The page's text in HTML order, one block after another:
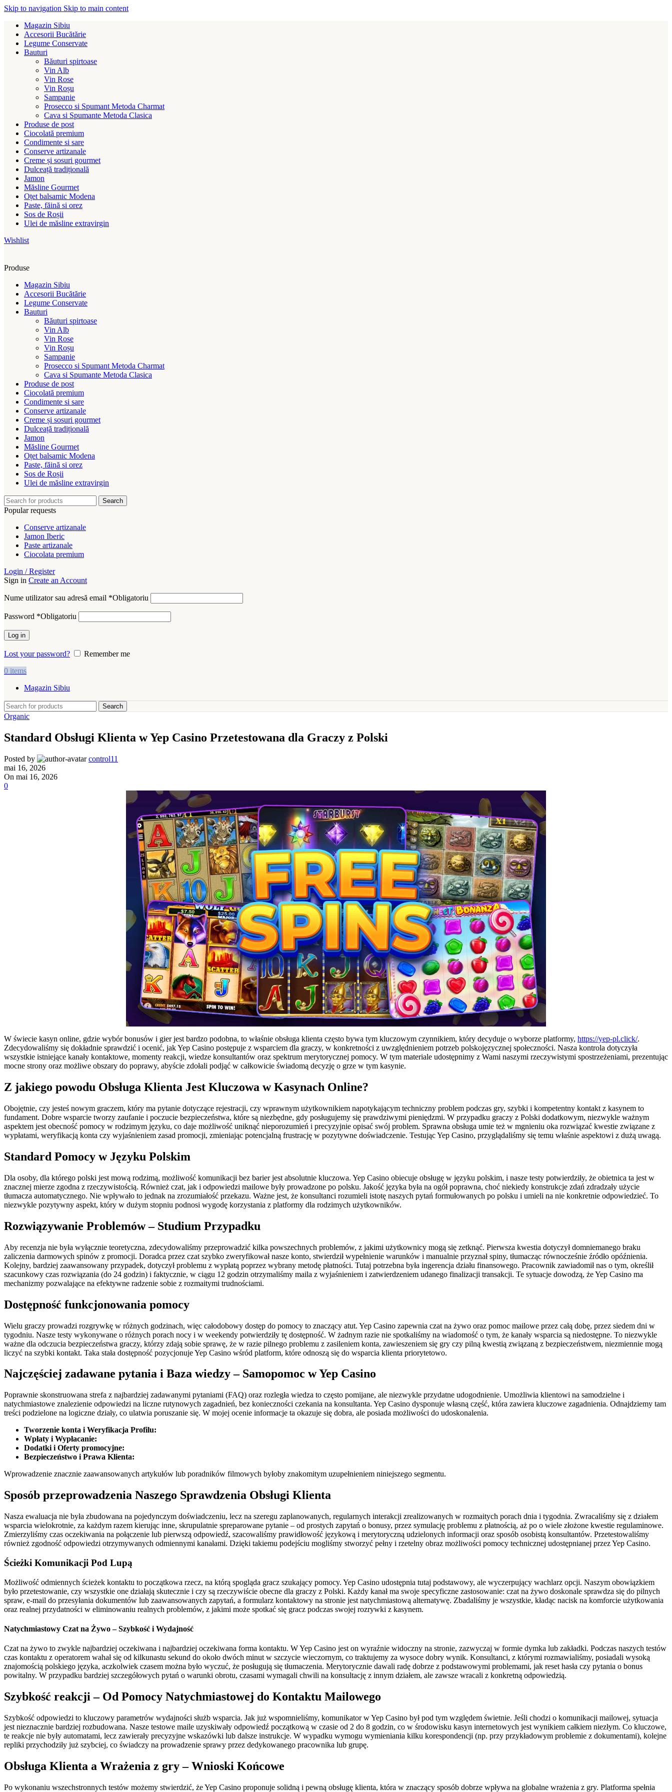
Skip to navigation Skip to main content
Magazin Sibiu
Accesorii Bucătărie
Legume Conservate
Bauturi
Băuturi spirtoase
Vin Alb
Vin Rose
Vin Roșu
Sampanie
Prosecco si Spumant Metoda Charmat
Cava si Spumante Metoda Clasica
Produse de post
Ciocolată premium
Condimente si sare
Conserve artizanale
Creme și sosuri gourmet
Dulceață tradițională
Jamon
Măsline Gourmet
Oțet balsamic Modena
Paste, făină si orez
Sos de Roșii
Ulei de măsline extravirgin
Wishlist
Produse
Magazin Sibiu
Accesorii Bucătărie
Legume Conservate
Bauturi
Băuturi spirtoase
Vin Alb
Vin Rose
Vin Roșu
Sampanie
Prosecco si Spumant Metoda Charmat
Cava si Spumante Metoda Clasica
Produse de post
Ciocolată premium
Condimente si sare
Conserve artizanale
Creme și sosuri gourmet
Dulceață tradițională
Jamon
Măsline Gourmet
Oțet balsamic Modena
Paste, făină si orez
Sos de Roșii
Ulei de măsline extravirgin
Search
Popular requests
Conserve artizanale
Jamon Iberic
Paste artizanale
Ciocolata premium
Login / Register
Sign in Create an Account
Nume utilizator sau adresă email *Obligatoriu
Password *Obligatoriu
Log in
Lost your password?
Remember me
0 items
Magazin Sibiu
Search
Organic
Standard Obsługi Klienta w Yep Casino Przetestowana dla Graczy z Polski
Posted by
control11
mai 16, 2026
On mai 16, 2026
0
W świecie kasyn online, gdzie wybór bonusów i gier jest bardzo podobna, to właśnie obsługa klienta często bywa tym kluczowym czynnikiem, który decyduje o wyborze platformy, https://yep-pl.click/.
Zdecydowaliśmy się dokładnie sprawdzić i ocenić, jak Yep Casino postępuje z wsparciem dla graczy, w konkretności z uwzględnieniem potrzeb polskojęzycznej społeczności. Nasza kontrola dotyczyła
wszystkie istniejące kanały kontaktowe, momenty reakcji, wiedze konsultantów oraz spektrum merytorycznej pomocy. W tym materiale udostępnimy z Wami naszymi rzeczywistymi spostrzeżeniami, prezentując
mocne strony oraz możliwe obszary do poprawy, abyście zdołali podjąć w całkowicie świadomą decyzję o grze w tym kasynie.
Z jakiego powodu Obsługa Klienta Jest Kluczowa w Kasynach Online?
Obojętnie, czy jesteś nowym graczem, który ma pytanie dotyczące rejestracji, czy wprawnym użytkownikiem napotykającym techniczny problem podczas gry, szybki i kompetentny kontakt z kasynem to
fundament. Dobre wsparcie tworzy zaufanie i poczucie bezpieczeństwa, które są niezbędne, gdy posługujemy się prawdziwymi pieniędzmi. W przypadku graczy z Polski dodatkowym, niezwykle ważnym
aspektem jest obecność pomocy w rodzimym języku, co daje możliwość uniknąć nieporozumień i precyzyjnie opisać swój problem. Sprawna obsługa umie też w mgnieniu oka rozwiązać kwestie związane z
wypłatami, weryfikacją konta czy wyjaśnieniem zasad promocji, zmieniając potencjalną frustrację w pozytywne doświadczenie. Testując Yep Casino, przyglądaliśmy się temu właśnie aspektowi z dużą uwagą.
Standard Pomocy w Języku Polskim
Dla osoby, dla którego polski jest mową rodzimą, możliwość komunikacji bez barier jest absolutnie kluczowa. Yep Casino obiecuje obsługę w języku polskim, i nasze testy potwierdziły, że obietnica ta jest w
znacznej mierze zgodna z rzeczywistością. Również czat, jak i odpowiedzi mailowe były prowadzone po polsku. Jakość języka była na ogół poprawna, choć niekiedy konstrukcje zdań zdradzały użycie
tłumacza automatycznego. Nie wpływało to jednak na zrozumiałość przekazu. Ważne jest, że konsultanci rozumieli istotę naszych pytań formułowanych po polsku i umieli na nie konkretnie odpowiedzieć. To
niezwykle pozytywny aspekt, który w dużym stopniu podnosi wygodę korzystania z platformy dla rodzimych użytkowników.
Rozwiązywanie Problemów – Studium Przypadku
Aby recenzja nie była wyłącznie teoretyczna, zdecydowaliśmy przeprowadzić kilka powszechnych problemów, z jakimi użytkownicy mogą się zetknąć. Pierwsza kwestia dotyczył domniemanego braku
zaliczenia darmowych spinów z promocji. Doradca przez czat szybko zweryfikował nasze konto, stwierdził wypełnienie warunków i manualnie przyznał spiny, tłumacząc równocześnie źródło opóźnienia.
Kolejny, bardziej zaawansowany przypadek, dotyczył problemu z wypłatą poprzez wybrany metodę płatności. Tutaj potrzebna była ingerencja działu finansowego. Pracownik zawiadomił nas o tym, określił
szacunkowy czas rozwiązania (do 24 godzin) i faktycznie, w ciągu 12 godzin otrzymaliśmy maila z wyjaśnieniem i zatwierdzeniem udanego finalizacji transakcji. Te sytuacje dowodzą, że Yep Casino ma
mechanizmy pozwalające na efektywne radzenie sobie z rozmaitymi trudnościami.
Dostępność funkcjonowania pomocy
Wielu graczy prowadzi rozgrywkę w różnych godzinach, więc całodobowy dostęp do pomocy to znaczący atut. Yep Casino zapewnia czat na żywo oraz pomoc mailowe przez całą dobę, przez siedem dni w
tygodniu. Nasze testy wykonywane o różnych porach nocy i w weekendy potwierdziły tę dostępność. W żadnym razie nie spotkaliśmy na wiadomość o tym, że kanały wsparcia są niedostępne. To niezwykle
ważne dla odczucia bezpieczeństwa graczy, którzy zdają sobie sprawę, że w razie pilnego problemu z zasileniem konta, zawieszeniem się gry czy pilną kwestią związaną z bezpieczeństwem, niezmiennie mogą
liczyć na szybki kontakt. Taka stała dostępność pozycjonuje Yep Casino wśród platform, które odnoszą się do wsparcia klienta priorytetowo.
Najczęściej zadawane pytania i Baza wiedzy – Samopomoc w Yep Casino
Poprawnie skonstruowana strefa z najbardziej zadawanymi pytaniami (FAQ) oraz rozległa wiedza to często pomijane, ale niezwykle przydatne udogodnienie. Umożliwia klientowi na samodzielne i
natychmiastowe znalezienie odpowiedzi na liczne rutynowych zagadnień, bez konieczności czekania na konsultanta. Yep Casino dysponuje własną część, która zawiera kluczowe zagadnienia. Odnajdziemy tam
treści podzielone na logiczne działy, co ulatwia poruszanie się. W mojej ocenie informacje ta okazuje się dobra, ale posiada możliwości do udoskonalenia.
Tworzenie konta i Weryfikacja Profilu:
Wpłaty i Wypłacanie:
Dodatki i Oferty promocyjne:
Bezpieczeństwo i Prawa Klienta:
Wprowadzenie znacznie zaawansowanych artykułów lub poradników filmowych byłoby znakomitym uzupełnieniem niniejszego segmentu.
Sposób przeprowadzenia Naszego Sprawdzenia Obsługi Klienta
Nasza ewaluacja nie była zbudowana na pojedynczym doświadczeniu, lecz na szeregu zaplanowanych, regularnych interakcji zrealizowanych w rozmaitych porach dnia i tygodnia. Zwracaliśmy się z działem
wsparcia wielokrotnie, za każdym razem kierując inne, skrupulatnie spreparowane pytanie – od prostych zapytań o bonusy, przez symulację problemu z płatnością, aż po o wiele złożone kwestie regulaminowe.
Zmierzyliśmy czas oczekiwania na połączenie lub pierwszą odpowiedź, szacowaliśmy prawidłowość językową i merytoryczną udzielonych informacji oraz sposób osobistą konsultantów. Przetestowaliśmy
również zgodność odpowiedzi otrzymywanych odmiennymi kanałami. Dzięki takiemu podejściu mogliśmy stworzyć pełny i rzetelny obraz możliwości pomocy technicznej udostępnianej przez Yep Casino.
Ścieżki Komunikacji Pod Lupą
Możliwość odmiennych ścieżek kontaktu to początkowa rzecz, na którą spogląda gracz szukający pomocy. Yep Casino udostępnia tutaj podstawowy, ale wyczerpujący wachlarz opcji. Naszym obowiązkiem
było przetestowanie, czy wszystkie one działają skutecznie i czy są rzeczywiście obecne dla graczy z Polski. Każdy kanał ma swoje specyficzne zastosowanie: czat na żywo doskonale sprawdza się do pilnych
spraw, e-mail do przesyłania dokumentów lub zaawansowanych zapytań, a formularz kontaktowy na stronie jest natychmiastową alternatywę. Zbadaliśmy je wszystkie, kładąc nacisk na komforcie użytkowania
oraz realnej przydatności w eliminowaniu realnych problemów, z jakimi może spotkać się gracz podczas swojej rozrywki z kasynem.
Natychmiastowy Czat na Żywo – Szybkość i Wydajność
Czat na żywo to zwykle najbardziej oczekiwana i najbardziej oczekiwana forma kontaktu. W Yep Casino jest on wyraźnie widoczny na stronie, zazwyczaj w formie dymka lub zakładki. Podczas naszych testów
czas kontaktu z operatorem wahał się od kilkunastu sekund do około dwóch minut w szczycie wieczornym, co traktujemy za wysoce dobry wynik. Konsultanci, z którymi rozmawialiśmy, posiadali wysoką
znajomością polskiego języka, aczkolwiek czasem można było wyczuć, że posługują się tłumaczenia. Merytorycznie dawali radę dobrze z podstawowymi problemami, jak reset hasła czy pytania o bonus
powitalny. W przypadku bardziej szczegółowych pytań o warunki obrotu, czasami wymagali chwili na konsultację z innym działem, ale zawsze wracali z konkretną odpowiedzią.
Szybkość reakcji – Od Pomocy Natychmiastowej do Kontaktu Mailowego
Szybkość odpowiedzi to kluczowy parametrów wydajności służb wsparcia. Jak już wspomnieliśmy, komunikator w Yep Casino był pod tym względem świetnie. Jeśli chodzi o komunikacji mailowej, sytuacja
jest nieznacznie bardziej rozbudowana. Nasze testowe maile uzyskiwały odpowiedź początkową w czasie od 2 do 8 godzin, co w środowisku kasyn internetowych jest wynikiem całkiem niezłym. Co kluczowe,
te reakcje nie były automatami, lecz zawierały precyzyjne wskazówki lub dalsze instrukcje. W wypadku wymogu wymieniania kilku korespondencji (np. przy przykładowym problemie z dokumentami), kolejne
repliki przychodziły już szybciej, co świadczy na prowadzenie sprawy przez dedykowanego pracownika lub grupę.
Obsługa Klienta a Wrażenia z gry – Wnioski Końcowe
Po wykonaniu wszechstronnych testów możemy stwierdzić, że Yep Casino proponuje solidną i pewną obsługę klienta, która w znaczący sposób dobrze wpływa na globalne wrażenia z gry. Platforma spełnia